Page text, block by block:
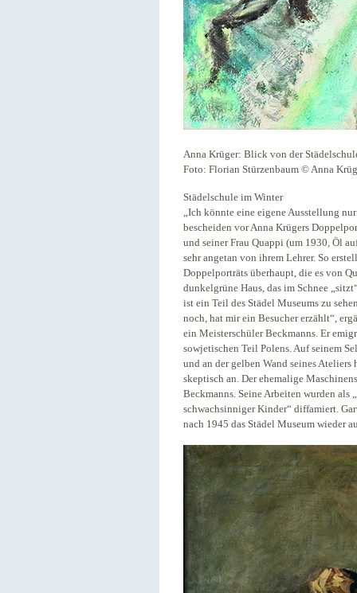
Anna Krüger: Blick von der
Foto: Florian Stürzenbaum © Anna
Städelschule im Winter
„Ich könnte eine eigene Ausstellung
bescheiden vor Anna Krügers
und seiner Frau Quappi (um 1930, Öl
sehr angetan von ihrem Lehrer. So
Doppelporträts überhaupt, die es von
dunkelgrüne Haus, das im Schnee
ist ein Teil des Städel Museums zu
noch, hat mir ein Besucher erzählt“,
ein Meisterschüler Beckmanns. Er
sowjetischen Teil Polens. Auf seinem
und an der gelben Wand seines
skeptisch an. Der ehemalige
Beckmanns. Seine Arbeiten wurden als
schwachsinniger Kinder“ diffamiert.
nach 1945 das Städel Museum wieder